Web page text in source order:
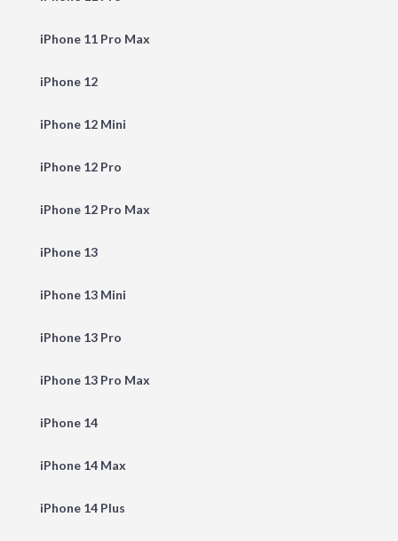
iPhone 11 Pro Max
iPhone 12
iPhone 12 Mini
iPhone 12 Pro
iPhone 12 Pro Max
iPhone 13
iPhone 13 Mini
iPhone 13 Pro
iPhone 13 Pro Max
iPhone 14
iPhone 14 Max
iPhone 14 Plus